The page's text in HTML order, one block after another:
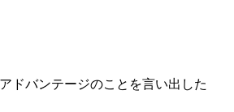
ドバンテージのことを言い出した